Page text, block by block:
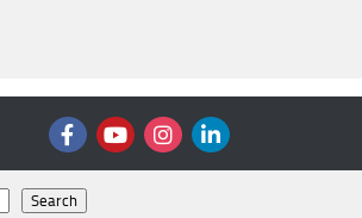
Search